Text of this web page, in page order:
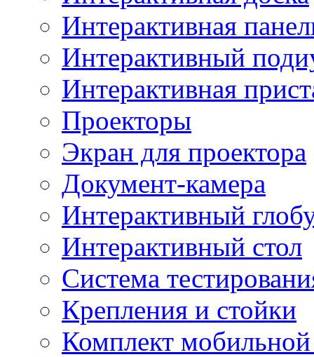
Интерактивная
Интерактивный
Интерактивная
Проекторы
Экран для проектора
Документ-камера
Интерактивный
Интерактивный стол
Система
Крепления и стойки
Комплект